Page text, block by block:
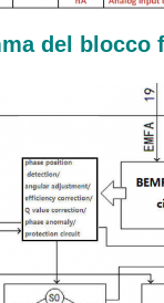
del blocco